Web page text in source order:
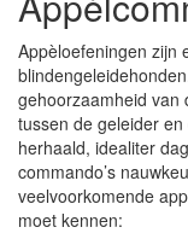
Appèloefeningen zijn
gehoorzaamheid van
tussen de geleider
herhaald, idealiter
commando’s
veelvoorkomende
moet kennen: